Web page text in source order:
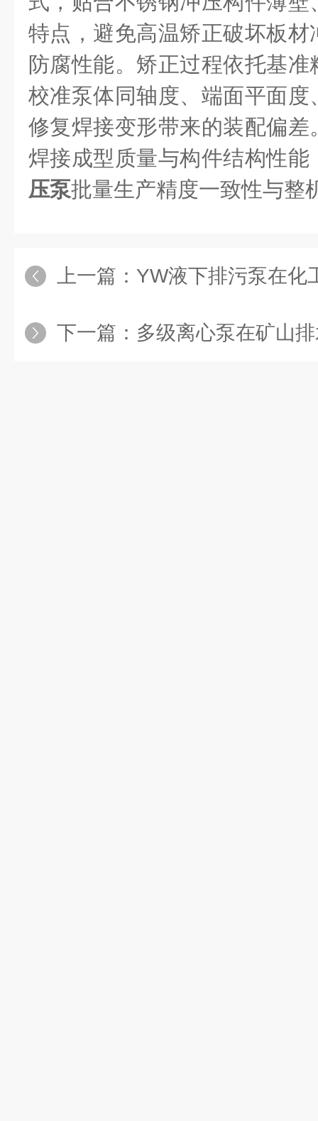
特点，避免高温矫正破坏板
防腐性能。矫正过程依托基
校准泵体同轴度、端面平面
修复焊接变形带来的装配偏
焊接成型质量与构件结构性能
压泵批量生产精度一致性与整
上一篇： YW液下排污泵在化工废水
下一篇： 多级离心泵在矿山排水中的耐